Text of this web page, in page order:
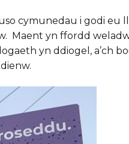
cymunedau i godi eu
Maent yn ffordd
yn ddiogel, a’ch